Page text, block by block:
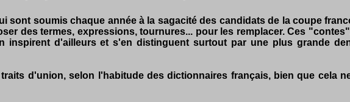
soumis chaque année à la sagacité des candidats de la coupe
des termes, expressions, tournures... pour les remplacer. Ces
inspirent d'ailleurs et s'en distinguent surtout par une plus grande
d'union, selon l'habitude des dictionnaires français, bien que cela